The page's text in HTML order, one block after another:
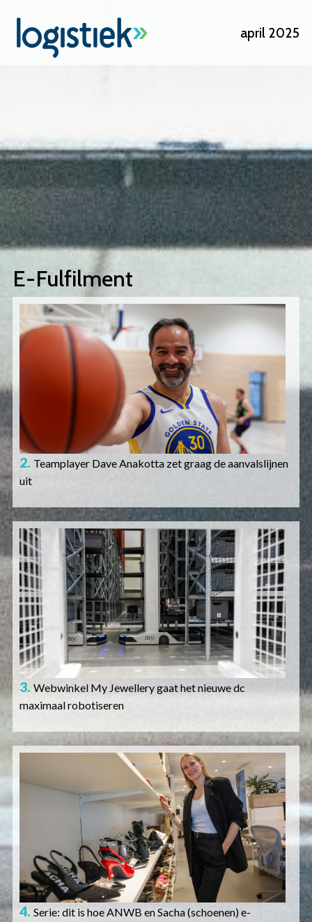
Overslaan
en
naar
april 2025
E-Fulfilment
Afbeelding
2. Teamplayer Dave Anakotta zet graag de aanvalslijnen
uit
Afbeelding
3. Webwinkel My Jewellery gaat het nieuwe dc
maximaal robotiseren
4. Serie: dit is hoe ANWB en Sacha (schoenen) e-